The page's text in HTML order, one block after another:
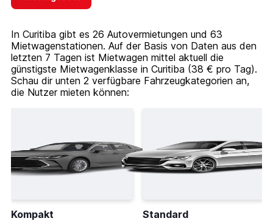
In Curitiba gibt es 26 Autovermietungen und 63
Mietwagenstationen. Auf der Basis von Daten aus den
letzten 7 Tagen ist Mietwagen mittel aktuell die
günstigste Mietwagenklasse in Curitiba (38 € pro Tag).
Schau dir unten 2 verfügbare Fahrzeugkategorien an,
die Nutzer mieten können:
Kompakt
Standard